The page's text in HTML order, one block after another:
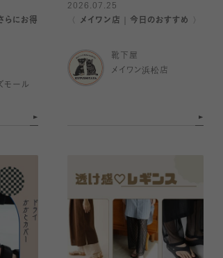
にお得
モール
2026.07.25
〈 メイワン店｜今日のおすすめ 〉
靴下屋
メイワン浜松店